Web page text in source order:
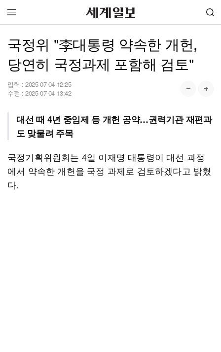
국정위 "李대통령 약속한 개헌,
당연히 국정과제 포함해 검토"
입력 : 2025-07-04 12:25
수정 : 2025-07-04 13:42
대선 때 4년 중임제 등 개헌 공약…권력기관 재편과
도 맞물려 주목
국정기획위원회는 4일 이재명 대통령이 대선 과정
에서 약속한 개헌을 국정 과제로 검토하겠다고 밝혔
다.